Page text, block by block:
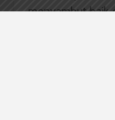
menyambut baik